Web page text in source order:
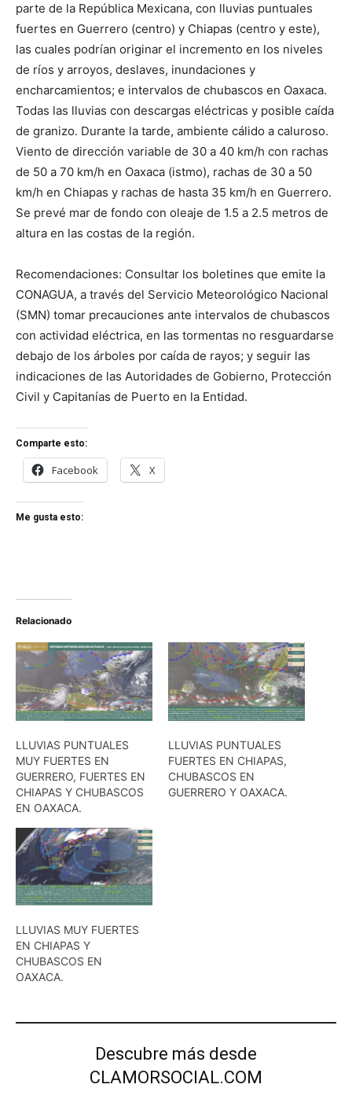
parte de la República Mexicana, con lluvias puntuales
fuertes en Guerrero (centro) y Chiapas (centro y este),
las cuales podrían originar el incremento en los niveles
de ríos y arroyos, deslaves, inundaciones y
encharcamientos; e intervalos de chubascos en Oaxaca.
Todas las lluvias con descargas eléctricas y posible caída
de granizo. Durante la tarde, ambiente cálido a caluroso.
Viento de dirección variable de 30 a 40 km/h con rachas
de 50 a 70 km/h en Oaxaca (istmo), rachas de 30 a 50
km/h en Chiapas y rachas de hasta 35 km/h en Guerrero.
Se prevé mar de fondo con oleaje de 1.5 a 2.5 metros de
altura en las costas de la región.
Recomendaciones: Consultar los boletines que emite la
CONAGUA, a través del Servicio Meteorológico Nacional
(SMN) tomar precauciones ante intervalos de chubascos
con actividad eléctrica, en las tormentas no resguardarse
debajo de los árboles por caída de rayos; y seguir las
indicaciones de las Autoridades de Gobierno, Protección
Civil y Capitanías de Puerto en la Entidad.
Comparte esto:
Facebook X
Me gusta esto:
Relacionado
LLUVIAS PUNTUALES
MUY FUERTES EN
GUERRERO, FUERTES EN
CHIAPAS Y CHUBASCOS
EN OAXACA.
LLUVIAS PUNTUALES
FUERTES EN CHIAPAS,
CHUBASCOS EN
GUERRERO Y OAXACA.
LLUVIAS MUY FUERTES
EN CHIAPAS Y
CHUBASCOS EN
OAXACA.
Descubre más desde
CLAMORSOCIAL.COM